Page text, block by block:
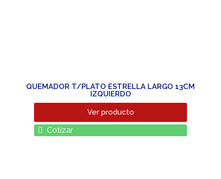
QUEMADOR T/PLATO ESTRELLA LARGO 13CM
IZQUIERDO
Ver producto
Cotizar